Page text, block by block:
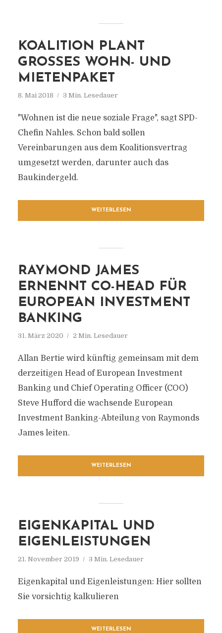
KOALITION PLANT
GROSSES WOHN- UND M
IETENPAKET
8. Mai 2018 3 Min. Lesedauer
"Wohnen ist die neue soziale Frage", sagt SPD-
Chefin Nahles. Schon bald sollen
Vereinbarungen aus dem Koalitionsvertrag
umgesetzt werden, darunter auch das
Baukindergeld.
WEITERLESEN
RAYMOND JAMES
ERNENNT CO-HEAD FÜR
EUROPEAN INVESTMENT
BANKING
31. März 2020 2 Min. Lesedauer
Allan Bertie wird künftig gemeinsam mit dem
derzeitigen Head of European Investment
Banking und Chief Operating Officer (COO)
Steve Hufford die wachsende European
Investment Banking-Abteilung von Raymonds
James leiten.
WEITERLESEN
EIGENKAPITAL UND
EIGENLEISTUNGEN
21. November 2019 3 Min. Lesedauer
Eigenkapital und Eigenleistungen: Hier sollten
Sie vorsichtig kalkulieren
WEITERLESEN